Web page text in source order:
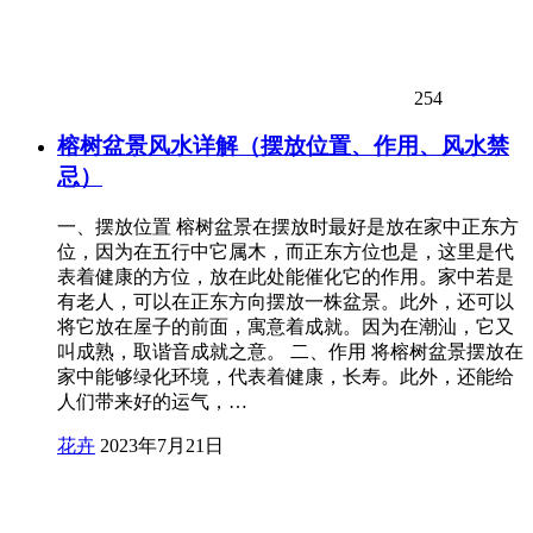
254
榕树盆景风水详解（摆放位置、作用、风水禁
忌）
一、摆放位置 榕树盆景在摆放时最好是放在家中正东方
位，因为在五行中它属木，而正东方位也是，这里是代
表着健康的方位，放在此处能催化它的作用。家中若是
有老人，可以在正东方向摆放一株盆景。此外，还可以
将它放在屋子的前面，寓意着成就。因为在潮汕，它又
叫成熟，取谐音成就之意。 二、作用 将榕树盆景摆放在
家中能够绿化环境，代表着健康，长寿。此外，还能给
人们带来好的运气，…
花卉 2023年7月21日